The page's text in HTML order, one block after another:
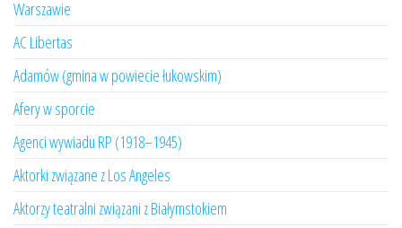
Warszawie
AC Libertas
Adamów (gmina w powiecie łukowskim)
Afery w sporcie
Agenci wywiadu RP (1918–1945)
Aktorki związane z Los Angeles
Aktorzy teatralni związani z Białymstokiem